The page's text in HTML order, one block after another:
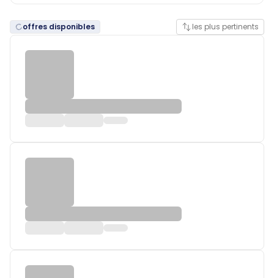
offres disponibles les plus pertinents